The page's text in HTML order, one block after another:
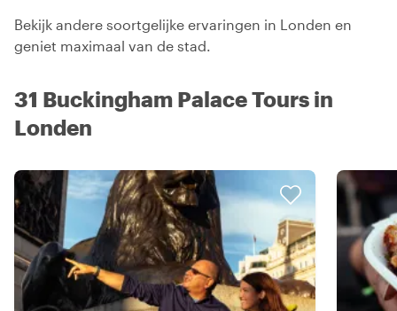
Bekijk andere soortgelijke ervaringen in Londen en
geniet maximaal van de stad.
31 Buckingham Palace Tours in
Londen